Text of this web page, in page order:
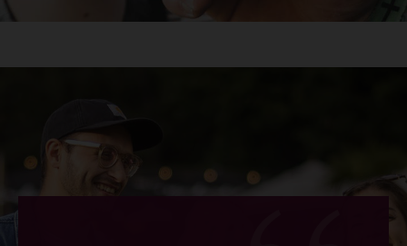
ZUTATEN: Wasser, Kohlensäure